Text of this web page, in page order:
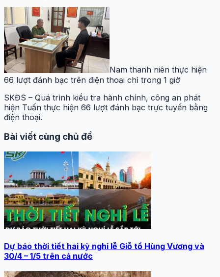
Nam thanh niên thực hiện
66 lượt đánh bạc trên điện thoại chỉ trong 1 giờ
SKĐS – Quá trình kiều tra hành chính, công an phát
hiện Tuấn thực hiện 66 lượt đánh bạc trực tuyến bằng
điện thoại.
Bài viết cùng chủ đề
Dự báo thời tiết hai kỳ nghỉ lễ Giỗ tổ Hùng Vương và
30/4 – 1/5 trên cả nước